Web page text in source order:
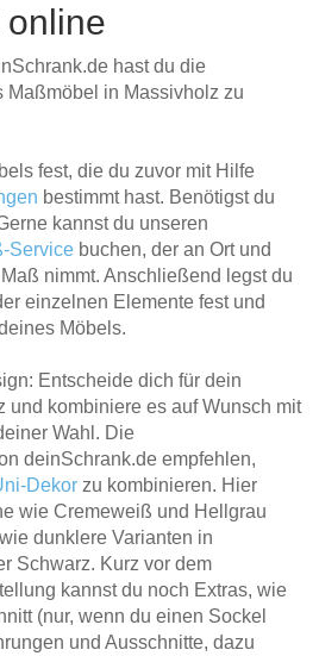
online
hast du die
Maßmöbel in Massivholz zu
fest, die du zuvor mit Hilfe
bestimmt hast. Benötigst du
kannst du unseren
Service buchen, der an Ort und
nimmt. Anschließend legst du
einzelnen Elemente fest und
Möbels.
Entscheide dich für dein
und kombiniere es auf Wunsch mit
Wahl. Die
deinSchrank.de empfehlen,
Dekor zu kombinieren. Hier
wie Cremeweiß und Hellgrau
dunklere Varianten in
Schwarz. Kurz vor dem
kannst du noch Extras, wie
(nur, wenn du einen Sockel
und Ausschnitte, dazu